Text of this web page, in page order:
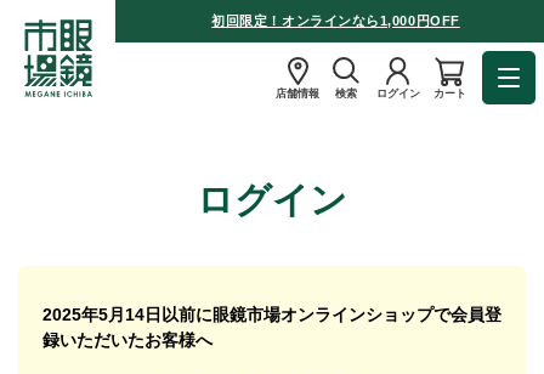
初回限定！オンラインなら1,000円OFF
店舗情報 検索 ログイン カート
ログイン
2025年5月14日以前に眼鏡市場オンラインショップで会員登
録いただいたお客様へ